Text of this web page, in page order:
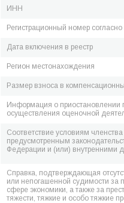
ИНН
Регистрационный номер
Дата включения в реестр
Регион местонахождения
Размер взноса в
Информация о приостановлении
осуществления оценочной
Соответствие условиям
предусмотренным
Федерации и (или) внутренними
Справка, подтверждающая
или непогашенной судимости за
сфере экономики, а также за
тяжести, тяжкие и особо тяжкие